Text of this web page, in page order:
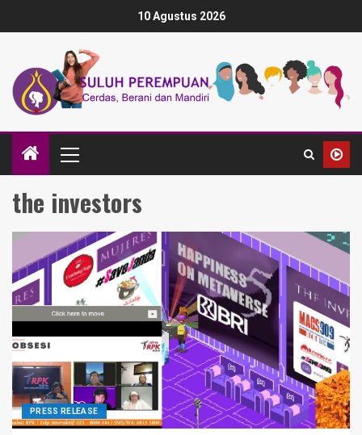
10 Agustus 2026
the investors
PRESS RELEASE